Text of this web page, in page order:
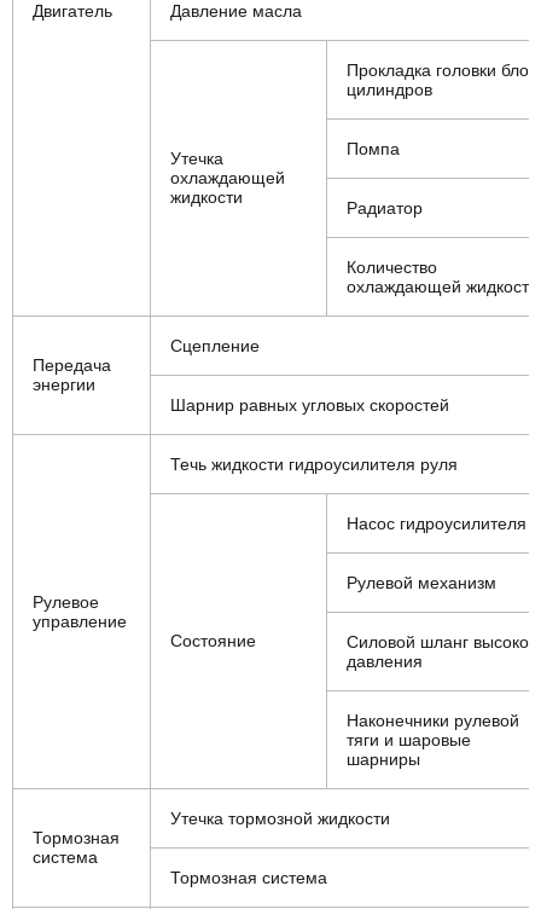
Двигатель Давление масла
Утечка
охлаждающей
жидкости
Прокладка головки
цилиндров
Помпа
Радиатор
Количество
охлаждающей жидкости
Передача
энергии
Сцепление
Шарнир равных угловых скоростей
Рулевое
управление
Течь жидкости гидроусилителя руля
Состояние
Насос гидроусилителя
Рулевой механизм
Силовой шланг
давления
Наконечники рулевой
тяги и шаровые
шарниры
Тормозная
система
Утечка тормозной жидкости
Тормозная система